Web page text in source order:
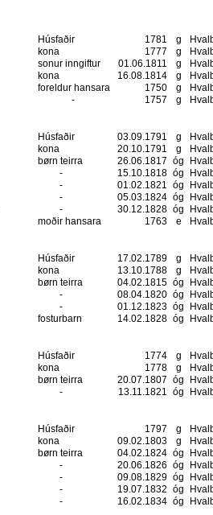
Húsfaðir 1781 g
kona 1777 g
sonur inngiftur 01.06.1811 g
kona 16.08.1814 g
foreldur hansara 1750 g
- 1757 g
Húsfaðir 03.09.1791 g
kona 20.10.1791 g
børn teirra 26.06.1817 óg
- 15.10.1818 óg
- 01.02.1821 óg
- 05.03.1824 óg
- 30.12.1828 óg
moðir hansara 1763 e
Húsfaðir 17.02.1789 g
kona 13.10.1788 g
børn teirra 04.02.1815 óg
- 08.04.1820 óg
- 01.12.1823 óg
fosturbarn 14.02.1828 óg
Húsfaðir 1774 g
kona 1778 g
børn teirra 20.07.1807 óg
- 13.11.1821 óg
Húsfaðir 1797 g
kona 09.02.1803 g
børn teirra 04.02.1824 óg
- 20.06.1826 óg
- 09.08.1829 óg
- 19.07.1832 óg
- 16.02.1834 óg